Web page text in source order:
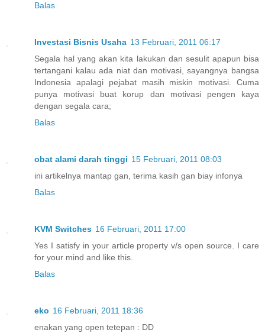
Balas
Investasi Bisnis Usaha 13 Februari, 2011 06:17
Segala hal yang akan kita lakukan dan sesulit apapun bisa
tertangani kalau ada niat dan motivasi, sayangnya bangsa
Indonesia apalagi pejabat masih miskin motivasi. Cuma
punya motivasi buat korup dan motivasi pengen kaya
dengan segala cara;
Balas
obat alami darah tinggi 15 Februari, 2011 08:03
ini artikelnya mantap gan, terima kasih gan biay infonya
Balas
KVM Switches 16 Februari, 2011 17:00
Yes I satisfy in your article property v/s open source. I care
for your mind and like this.
Balas
eko 16 Februari, 2011 18:36
enakan yang open tetepan : DD